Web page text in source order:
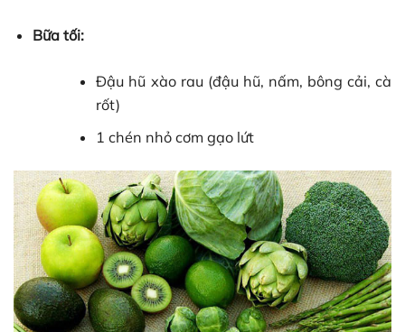
Bữa tối:
Đậu hũ xào rau (đậu hũ, nấm, bông cải, cà
rốt)
1 chén nhỏ cơm gạo lứt